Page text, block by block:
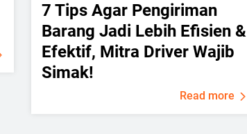
7 Tips Agar Pengiriman
Barang Jadi Lebih Efisien &
Efektif, Mitra Driver Wajib
Simak!
Read more